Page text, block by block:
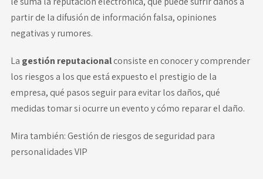
partir de la difusión de información falsa, opiniones
negativas y rumores.
La gestión reputacionalconsiste en conocer y comprender
los riesgos a los que está expuesto el prestigio de la
empresa, qué pasos seguir para evitar los daños, qué
medidas tomar si ocurre un evento y cómo reparar el daño.
Mira también:Gestión de riesgos de seguridad para
personalidades VIP